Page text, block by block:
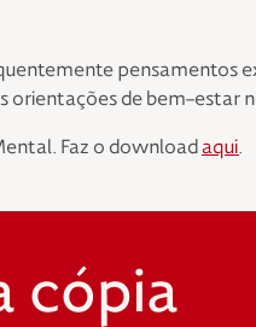
pensamentos
orientações de bem-estar
Faz o download aqui.
cópia